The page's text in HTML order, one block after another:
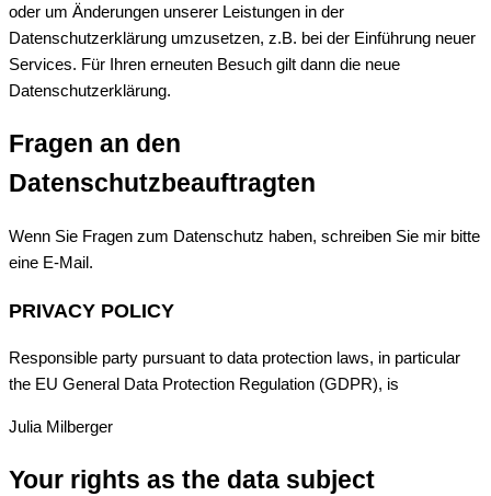
oder um Änderungen unserer Leistungen in der
Datenschutzerklärung umzusetzen, z.B. bei der Einführung neuer
Services. Für Ihren erneuten Besuch gilt dann die neue
Datenschutzerklärung.
Fragen an den
Datenschutzbeauftragten
Wenn Sie Fragen zum Datenschutz haben, schreiben Sie mir bitte
eine E-Mail.
PRIVACY POLICY
Responsible party pursuant to data protection laws, in particular
the EU General Data Protection Regulation (GDPR), is
Julia Milberger
Your rights as the data subject